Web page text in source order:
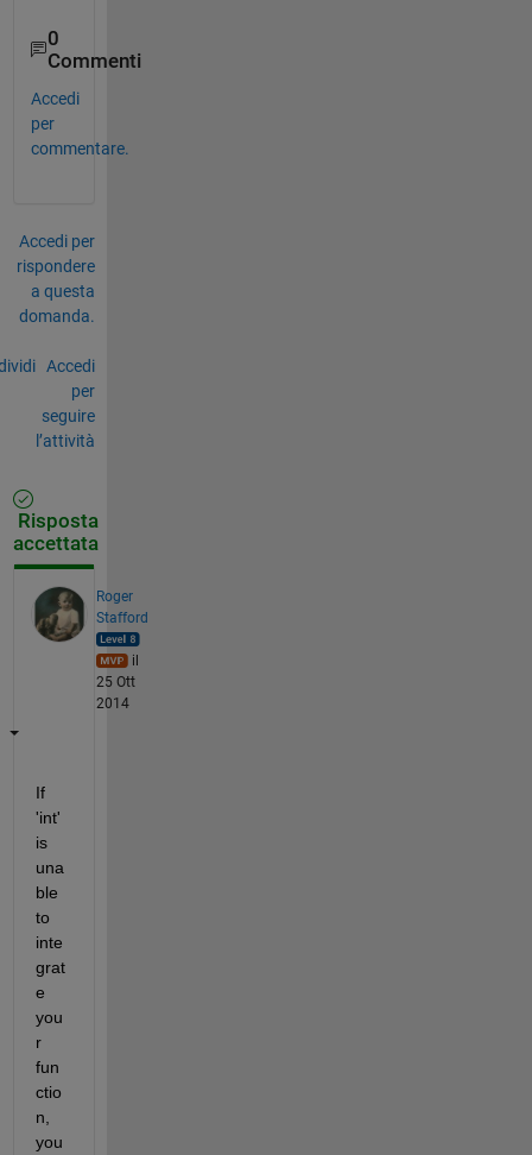
0
Commenti
Accedi
per
commentare.
Accedi per
rispondere
a questa
domanda.
Accedi
per
seguire
l’attività
Risposta
accettata
Roger
Stafford
il
25 Ott
2014
If
'int'
is
una
ble
to
inte
grat
e
you
r
fun
ctio
n,
you